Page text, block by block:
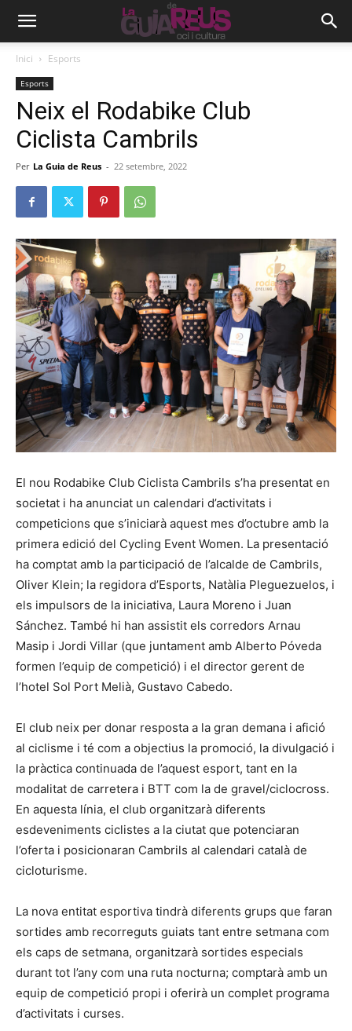
Inici Esports
Esports
Neix el Rodabike Club
Ciclista Cambrils
Per La Guia de Reus - 22 setembre, 2022
El nou Rodabike Club Ciclista Cambrils s’ha presentat en
societat i ha anunciat un calendari d’activitats i
competicions que s’iniciarà aquest mes d’octubre amb la
primera edició del Cycling Event Women. La presentació
ha comptat amb la participació de l’alcalde de Cambrils,
Oliver Klein; la regidora d’Esports, Natàlia Pleguezuelos, i
els impulsors de la iniciativa, Laura Moreno i Juan
Sánchez. També hi han assistit els corredors Arnau
Masip i Jordi Villar (que juntament amb Alberto Póveda
formen l’equip de competició) i el director gerent de
l’hotel Sol Port Melià, Gustavo Cabedo.
El club neix per donar resposta a la gran demana i afició
al ciclisme i té com a objectius la promoció, la divulgació i
la pràctica continuada de l’aquest esport, tant en la
modalitat de carretera i BTT com la de gravel/ciclocross.
En aquesta línia, el club organitzarà diferents
esdeveniments ciclistes a la ciutat que potenciaran
l’oferta i posicionaran Cambrils al calendari català de
cicloturisme.
La nova entitat esportiva tindrà diferents grups que faran
sortides amb recorreguts guiats tant entre setmana com
els caps de setmana, organitzarà sortides especials
durant tot l’any com una ruta nocturna; comptarà amb un
equip de competició propi i oferirà un complet programa
d’activitats i curses.